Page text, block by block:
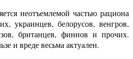
неотъемлемой частью рациона
украинцев, белорусов, венгров,
британцев, финнов и прочих.
и вреде весьма актуален.